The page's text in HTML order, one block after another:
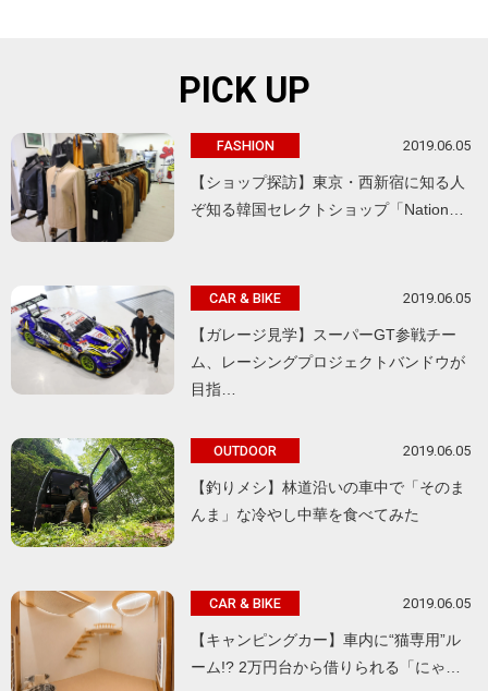
PICK UP
FASHION 2019.06.05
【ショップ探訪】東京・西新宿に知る人
ぞ知る韓国セレクトショップ「Nation…
CAR & BIKE 2019.06.05
【ガレージ見学】スーパーGT参戦チー
ム、レーシングプロジェクトバンドウが
目指…
OUTDOOR 2019.06.05
【釣りメシ】林道沿いの車中で「そのま
んま」な冷やし中華を食べてみた
CAR & BIKE 2019.06.05
【キャンピングカー】車内に“猫専用”ル
ーム!? 2万円台から借りられる「にゃ…